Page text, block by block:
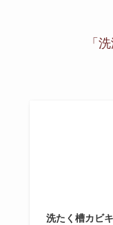
「
洗たく槽カビ